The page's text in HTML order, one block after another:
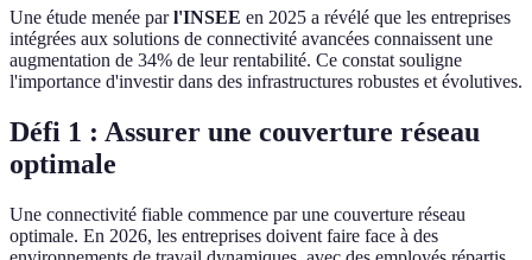
Une étude menée parl'INSEE en 2025 a révélé que les entreprises
intégrées aux solutions de connectivité avancées connaissent une
augmentation de 34% de leur rentabilité. Ce constat souligne
l'importance d'investir dans des infrastructures robustes et évolutives.
Défi 1 : Assurer une couverture réseau
optimale
Une connectivité fiable commence par une couverture réseau
optimale. En 2026, les entreprises doivent faire face à des